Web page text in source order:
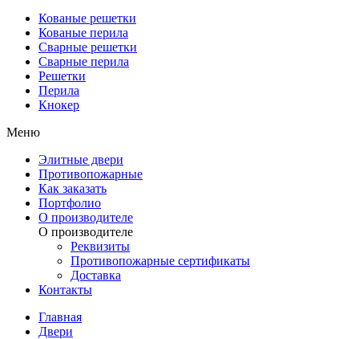
Кованые решетки
Кованые перила
Сварные решетки
Сварные перила
Решетки
Перила
Кнокер
Меню
Элитные двери
Противопожарные
Как заказать
Портфолио
О производителе
О производителе
Реквизиты
Противопожарные сертификаты
Доставка
Контакты
Главная
Двери